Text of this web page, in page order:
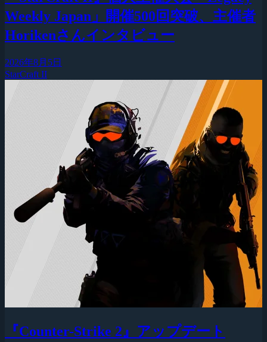
Weekly Japan」開催500回突破、主催者
Horikenさんインタビュー
2026年8月5日
StarCraft II
『Counter-Strike 2』アップデート